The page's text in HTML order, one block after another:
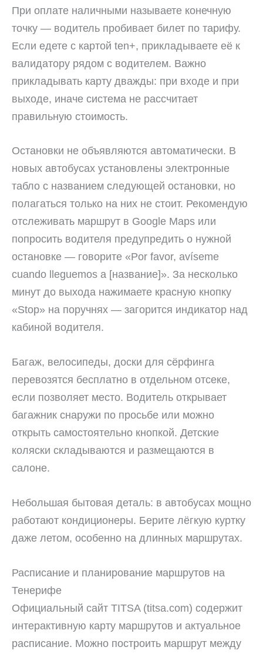
При оплате наличными называете конечную
точку — водитель пробивает билет по тарифу.
Если едете с картой ten+, прикладываете её к
валидатору рядом с водителем. Важно
прикладывать карту дважды: при входе и при
выходе, иначе система не рассчитает
правильную стоимость.
Остановки не объявляются автоматически. В
новых автобусах установлены электронные
табло с названием следующей остановки, но
полагаться только на них не стоит. Рекомендую
отслеживать маршрут в Google Maps или
попросить водителя предупредить о нужной
остановке — говорите «Por favor, avíseme
cuando lleguemos a [название]». За несколько
минут до выхода нажимаете красную кнопку
«Stop» на поручнях — загорится индикатор над
кабиной водителя.
Багаж, велосипеды, доски для сёрфинга
перевозятся бесплатно в отдельном отсеке,
если позволяет место. Водитель открывает
багажник снаружи по просьбе или можно
открыть самостоятельно кнопкой. Детские
коляски складываются и размещаются в
салоне.
Небольшая бытовая деталь: в автобусах мощно
работают кондиционеры. Берите лёгкую куртку
даже летом, особенно на длинных маршрутах.
Расписание и планирование маршрутов на
Тенерифе
Официальный сайт TITSA (titsa.com) содержит
интерактивную карту маршрутов и актуальное
расписание. Можно построить маршрут между